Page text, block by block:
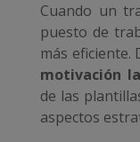
Cuando un
puesto de
más eficiente.
motivación
de las
aspectos